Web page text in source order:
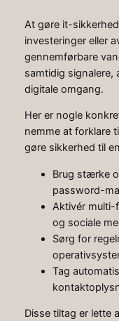
At gøre it-
investeringer eller
gennemførbare
samtidig signalere,
digitale omgang.
Her er nogle
nemme at forklare
gøre sikkerhed til
Brug stærke
password-
Aktivér
og sociale
Sørg for
Tag
Disse tiltag er lette